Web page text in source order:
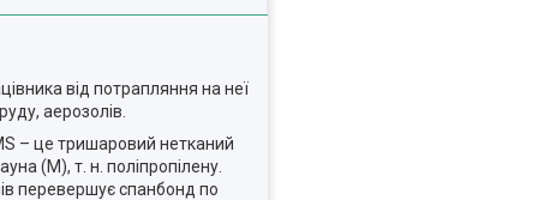
від потрапляння на неї
аерозолів.
– це тришаровий нетканий
(M), т. н. поліпропілену.
перевершує спанбонд по